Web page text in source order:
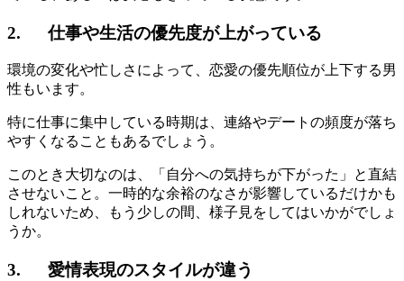
2. 仕事や生活の優先度が上がっている
環境の変化や忙しさによって、恋愛の優先順位が上下する男
性もいます。
特に仕事に集中している時期は、連絡やデートの頻度が落ち
やすくなることもあるでしょう。
このとき大切なのは、「自分への気持ちが下がった」と直結
させないこと。一時的な余裕のなさが影響しているだけかも
しれないため、もう少しの間、様子見をしてはいかがでしょ
うか。
3. 愛情表現のスタイルが違う